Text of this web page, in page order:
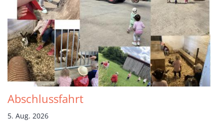
Abschlussfahrt
5. Aug. 2026